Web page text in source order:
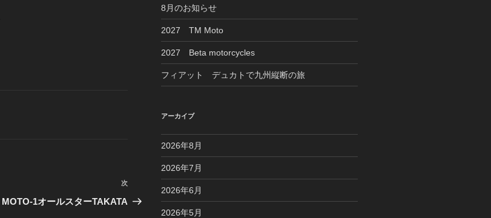
次
の
次
MOTO-1オールスターTAKATA
8月のお知らせ
2027 TM Moto
2027 Beta motorcycles
フィアット デュカトで九州縦断の旅
アーカイブ
2026年8月
2026年7月
2026年6月
2026年5月